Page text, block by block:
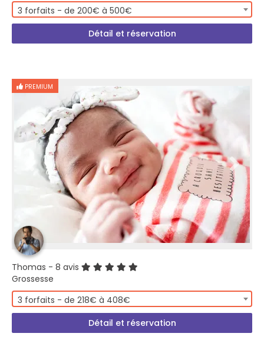
3 forfaits - de 200€ à 500€
Détail et réservation
PREMIUM
Thomas - 8 avis
Grossesse
3 forfaits - de 218€ à 408€
Détail et réservation